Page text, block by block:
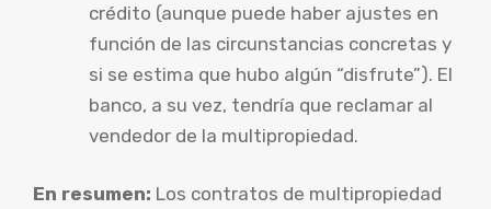
crédito (aunque puede haber ajustes en
función de las circunstancias concretas y
si se estima que hubo algún “disfrute”). El
banco, a su vez, tendría que reclamar al
vendedor de la multipropiedad.
En resumen: Los contratos de multipropiedad